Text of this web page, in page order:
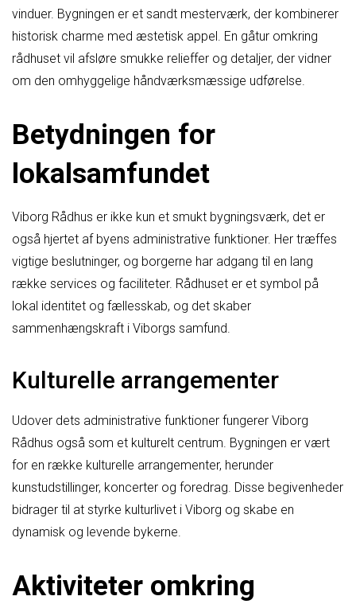
vinduer. Bygningen er et sandt mesterværk, der kombinerer
historisk charme med æstetisk appel. En gåtur omkring
rådhuset vil afsløre smukke relieffer og detaljer, der vidner
om den omhyggelige håndværksmæssige udførelse.
Betydningen for
lokalsamfundet
Viborg Rådhus er ikke kun et smukt bygningsværk, det er
også hjertet af byens administrative funktioner. Her træffes
vigtige beslutninger, og borgerne har adgang til en lang
række services og faciliteter. Rådhuset er et symbol på
lokal identitet og fællesskab, og det skaber
sammenhængskraft i Viborgs samfund.
Kulturelle arrangementer
Udover dets administrative funktioner fungerer Viborg
Rådhus også som et kulturelt centrum. Bygningen er vært
for en række kulturelle arrangementer, herunder
kunstudstillinger, koncerter og foredrag. Disse begivenheder
bidrager til at styrke kulturlivet i Viborg og skabe en
dynamisk og levende bykerne.
Aktiviteter omkring